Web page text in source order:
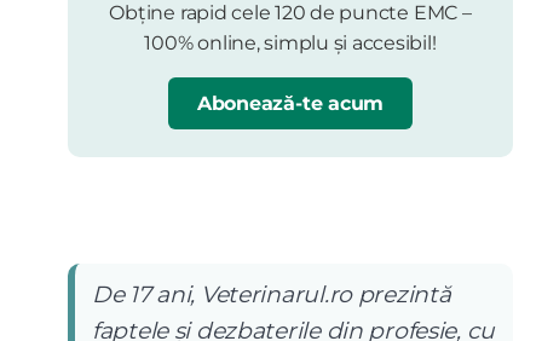
Obține rapid cele 120 de puncte EMC –
100% online, simplu și accesibil!
Abonează-te acum
De 17 ani, Veterinarul.ro prezintă
faptele și dezbaterile din profesie, cu